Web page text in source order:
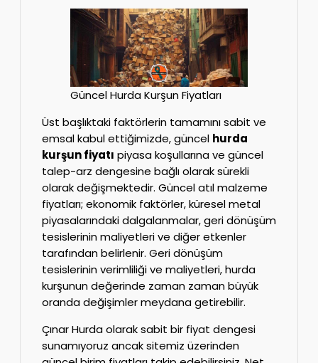
Güncel Hurda Kurşun Fiyatları
Üst başlıktaki faktörlerin tamamını sabit ve
emsal kabul ettiğimizde, güncel hurda
kurşun fiyatı piyasa koşullarına ve güncel
talep-arz dengesine bağlı olarak sürekli
olarak değişmektedir. Güncel atıl malzeme
fiyatları; ekonomik faktörler, küresel metal
piyasalarındaki dalgalanmalar, geri dönüşüm
tesislerinin maliyetleri ve diğer etkenler
tarafından belirlenir. Geri dönüşüm
tesislerinin verimliliği ve maliyetleri, hurda
kurşunun değerinde zaman zaman büyük
oranda değişimler meydana getirebilir.
Çınar Hurda olarak sabit bir fiyat dengesi
sunamıyoruz ancak sitemiz üzerinden